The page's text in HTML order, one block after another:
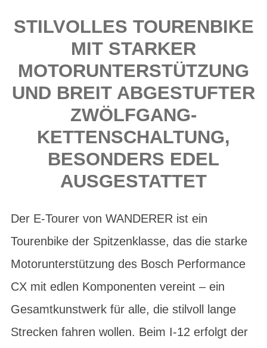
STILVOLLES TOURENBIKE
MIT STARKER
MOTORUNTERSTÜTZUNG
UND BREIT ABGESTUFTER
ZWÖLFGANG-
KETTENSCHALTUNG,
BESONDERS EDEL
AUSGESTATTET
Der E-Tourer von WANDERER ist ein
Tourenbike der Spitzenklasse, das die starke
Motorunterstützung des Bosch Performance
CX mit edlen Komponenten vereint – ein
Gesamtkunstwerk für alle, die stilvoll lange
Strecken fahren wollen. Beim I-12 erfolgt der